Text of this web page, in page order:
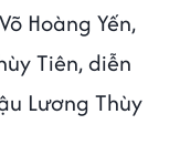
Hoàng Yến,
Tiên, diễn
Lương Thùy